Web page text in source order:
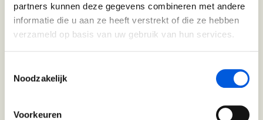
partners kunnen deze gegevens combineren met andere
informatie die u aan ze heeft verstrekt of die ze hebben
verzameld op basis van uw gebruik van hun services.
Noodzakelijk
Voorkeuren
Professioneel Adviseren (BaakBoost)
Projectmanagement
Strategisch Leiderschap Programma
Trainers en coaches met veel ervaring
en diverse expertises
Locaties midden in de natuur